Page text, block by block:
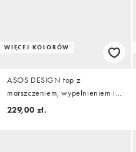
WIĘCEJ KOLORÓW
ASOS DESIGN top z
marszczeniem, wypełnieniem i
asymetrycznym drapowaniem z
229,00 zł.